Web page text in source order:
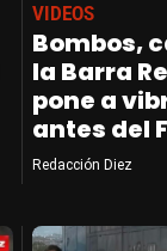
VIDEOS
Bombos,
la Barra
pone a
antes del
Redacción Diez